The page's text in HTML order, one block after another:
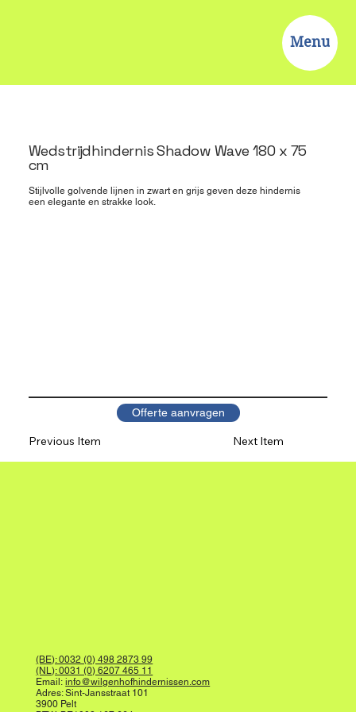
Menu
Wedstrijdhindernis Shadow Wave 180 x 75
cm
Stijlvolle golvende lijnen in zwart en grijs geven deze hindernis
een elegante en strakke look.
Next Item
Previous Item
Offerte aanvragen
(BE): 0032 (0) 498 2873 99
(NL): 0031 (0) 6207 465 11
Email:info@wilgenhofhindernissen.com
Adres: Sint-Jansstraat 101
3900 Pelt